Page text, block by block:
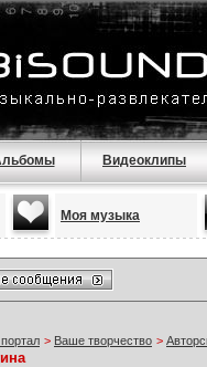
Видеоклипы
Моя музыка
> Ваше творчество >